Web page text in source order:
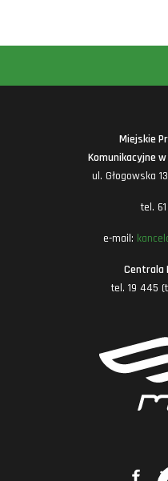
Miejskie
Komunikacyjne w
ul. Głogowska
tel.
e-mail:
Centrala
tel. 19 445